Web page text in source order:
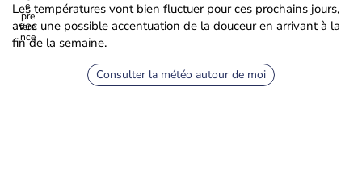
Les températures vont bien fluctuer pour ces prochains jours,
avec une possible accentuation de la douceur en arrivant à la
fin de la semaine.
Consulter la météo autour de moi